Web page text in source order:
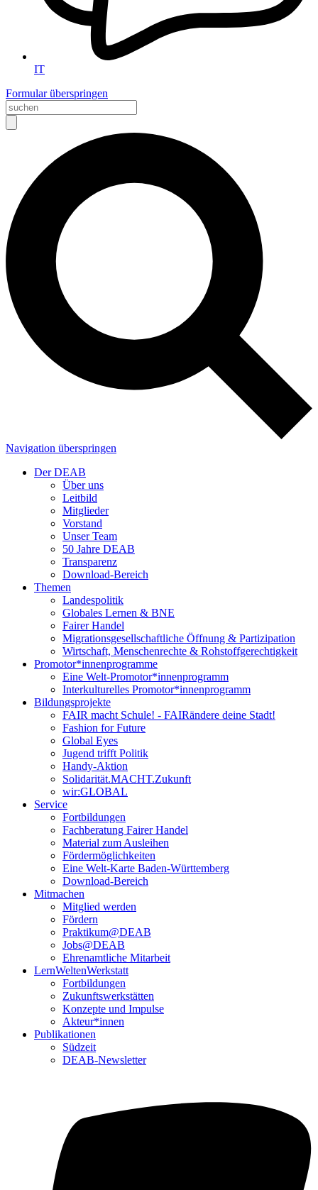
IT
Formular überspringen
Navigation überspringen
Der DEAB
Über uns
Leitbild
Mitglieder
Vorstand
Unser Team
50 Jahre DEAB
Transparenz
Download-Bereich
Themen
Landespolitik
Globales Lernen & BNE
Fairer Handel
Migrationsgesellschaftliche Öffnung & Partizipation
Wirtschaft, Menschenrechte & Rohstoffgerechtigkeit
Promotor*innen­programme
Eine Welt-Promotor*innenprogramm
Interkulturelles Promotor*innenprogramm
Bildungsprojekte
FAIR macht Schule! - FAIRändere deine Stadt!
Fashion for Future
Global Eyes
Jugend trifft Politik
Handy-Aktion
Solidarität.MACHT.Zukunft
wir:GLOBAL
Service
Fortbildungen
Fachberatung Fairer Handel
Material zum Ausleihen
Fördermöglichkeiten
Eine Welt-Karte Baden-Württemberg
Download-Bereich
Mitmachen
Mitglied werden
Fördern
Praktikum@DEAB
Jobs@DEAB
Ehrenamtliche Mitarbeit
LernWeltenWerkstatt
Fortbildungen
Zukunftswerkstätten
Konzepte und Impulse
Akteur*innen
Publikationen
Südzeit
DEAB-Newsletter